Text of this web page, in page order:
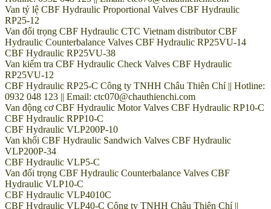
Van tỷ lệ CBF Hydraulic Proportional Valves CBF Hydraulic
RP25-12
Van đối trọng CBF Hydraulic CTC Vietnam distributor CBF
Hydraulic Counterbalance Valves CBF Hydraulic RP25VU-14
CBF Hydraulic RP25VU-38
Van kiểm tra CBF Hydraulic Check Valves CBF Hydraulic
RP25VU-12
CBF Hydraulic RP25-C Công ty TNHH Châu Thiên Chí || Hotline:
0932 048 123 || Email: ctc070@chauthienchi.com
Van động cơ CBF Hydraulic Motor Valves CBF Hydraulic RP10-C
CBF Hydraulic RPP10-C
CBF Hydraulic VLP200P-10
Van khối CBF Hydraulic Sandwich Valves CBF Hydraulic
VLP200P-34
CBF Hydraulic VLP5-C
Van đối trọng CBF Hydraulic Counterbalance Valves CBF
Hydraulic VLP10-C
CBF Hydraulic VLP4010C
CBF Hydraulic VLP40-C Công ty TNHH Châu Thiên Chí ||